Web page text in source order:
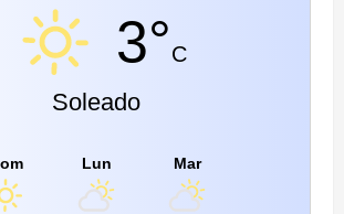
3°C
Soleado
Lun Mar